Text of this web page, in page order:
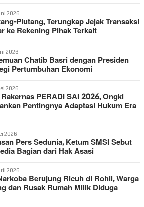
2026
Piutang, Terungkap Jejak Transaksi
ke Rekening Pihak Terkait
2026
Chatib Basri dengan Presiden
Pertumbuhan Ekonomi
2026
PERADI SAI 2026, Ongki
Pentingnya Adaptasi Hukum Era
2026
Pers Sedunia, Ketum SMSI Sebut
Bagian dari Hak Asasi
2026
Berujung Ricuh di Rohil, Warga
dan Rusak Rumah Milik Diduga